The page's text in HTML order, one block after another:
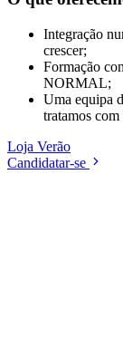
Integração
crescer;
Formação
NORMAL;
Uma equipa
tratamos com
Loja Verão
Candidatar-se